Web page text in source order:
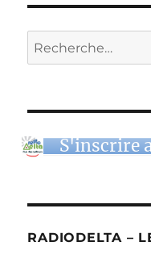
Recherche
pour :
S'inscrire
RADIODELTA –